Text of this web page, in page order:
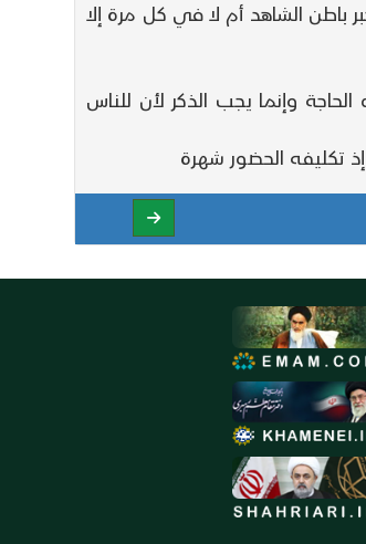
الشاهد أم لا في كل مرة إلا
وإنما يجب الذكر لأن للناس
تكليفه الحضور شهرة